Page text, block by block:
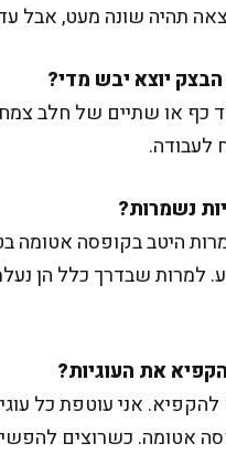
תהיה שונה מעט, אבל
כף או שתיים של חלב
לעבודה.
היטב בקופסה אטומה
למרות שבדרך כלל הן
אני עוטפת כל
אטומה. כשרוצים